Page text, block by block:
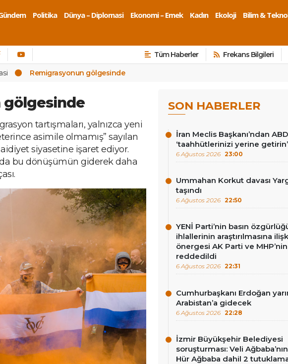
Politika Dünya – Diplomasi Ekonomi – Emek Kadın Ekoloji
Bilim &
Tüm Haberler Frekans Bilgileri
Remigrasyonun gölgesinde
gölgesinde
tartışmaları, yalnızca yeni
asimile olmamış” sayılan
siyasetine işaret ediyor.
da bu dönüşümün giderek daha
SON HABERLER
İran Meclis Başkanı’ndan
‘taahhütlerinizi yerine getirin’
6 Ağustos 2026 23:00
Ummahan Korkut davası
taşındı
6 Ağustos 2026 22:50
YENİ Parti’nin basın
ihlallerinin araştırılmasına
önergesi AK Parti ve
reddedildi
6 Ağustos 2026 22:31
Cumhurbaşkanı Erdoğan
Arabistan’a gidecek
6 Ağustos 2026 22:28
İzmir Büyükşehir Belediyesi
soruşturması: Veli
Hür Ağbaba dahil 2